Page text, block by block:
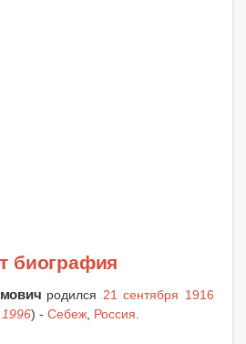
биография
родился 21 сентября 1916
1996) - Себеж Россия